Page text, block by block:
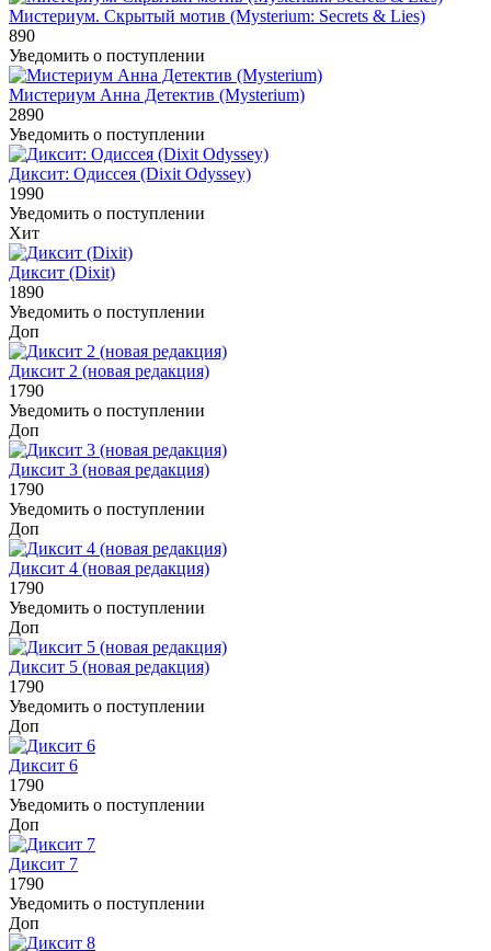
Мистериум. Скрытый мотив (Mysterium: Secrets & Lies)
890
Уведомить о поступлении
Мистериум Анна Детектив (Mysterium)
2890
Уведомить о поступлении
Диксит: Одиссея (Dixit Odyssey)
1990
Уведомить о поступлении
Хит
Диксит (Dixit)
1890
Уведомить о поступлении
Доп
Диксит 2 (новая редакция)
1790
Уведомить о поступлении
Доп
Диксит 3 (новая редакция)
1790
Уведомить о поступлении
Доп
Диксит 4 (новая редакция)
1790
Уведомить о поступлении
Доп
Диксит 5 (новая редакция)
1790
Уведомить о поступлении
Доп
Диксит 6
1790
Уведомить о поступлении
Доп
Диксит 7
1790
Уведомить о поступлении
Доп